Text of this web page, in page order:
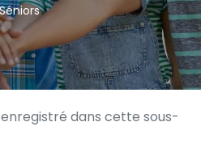
Séniors
dans cette sous-